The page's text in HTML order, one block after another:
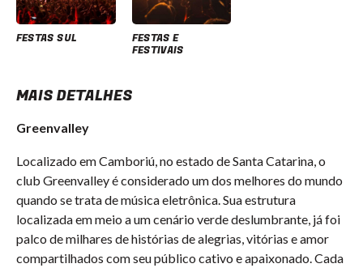
FESTAS SUL
FESTAS E
FESTIVAIS
MAIS DETALHES
Greenvalley
Localizado em Camboriú, no estado de Santa Catarina, o
club Greenvalley é considerado um dos melhores do mundo
quando se trata de música eletrônica. Sua estrutura
localizada em meio a um cenário verde deslumbrante, já foi
palco de milhares de histórias de alegrias, vitórias e amor
compartilhados com seu público cativo e apaixonado. Cada